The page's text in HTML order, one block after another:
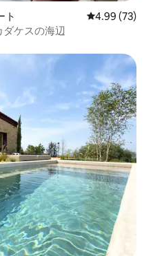
ト レビュー73
4.99 (73)
ケスの海辺